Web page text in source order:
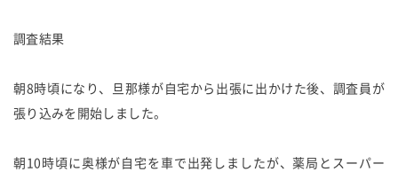
調査結果
朝8時頃になり、旦那様が自宅から出張に出かけた後、調査員が
張り込みを開始しました。
朝10時頃に奥様が自宅を車で出発しましたが、薬局とスーパー